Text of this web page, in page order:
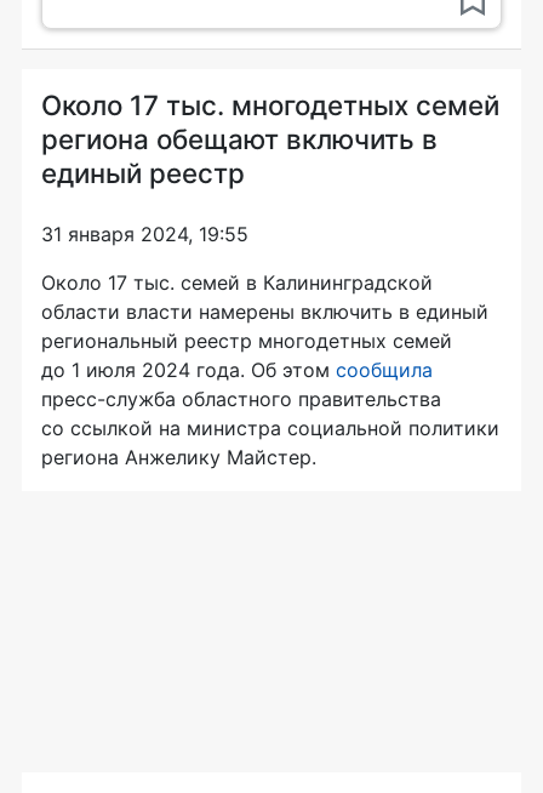
Около 17 тыс. многодетных семей
региона обещают включить в
единый реестр
31 января 2024, 19:55
Около 17 тыс. семей в Калининградской
области власти намерены включить в единый
региональный реестр многодетных семей
до 1 июля 2024 года. Об этом сообщила
пресс-служба областного правительства
со ссылкой на министра социальной политики
региона Анжелику Майстер.